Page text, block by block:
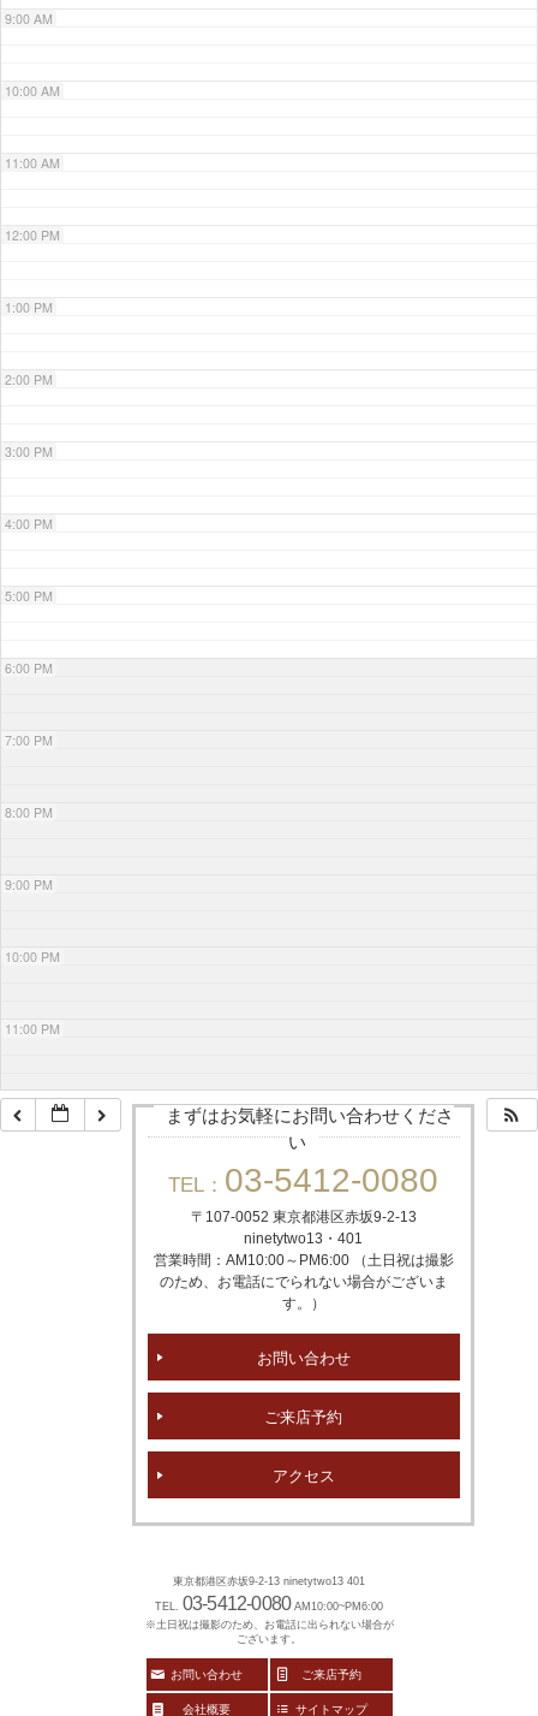
9:00 AM
10:00 AM
11:00 AM
12:00 PM
1:00 PM
2:00 PM
3:00 PM
4:00 PM
5:00 PM
6:00 PM
7:00 PM
8:00 PM
9:00 PM
10:00 PM
11:00 PM
まずはお気軽にお問い合わせくださ
い
TEL： 03-5412-0080
〒107-0052 東京都港区赤坂9-2-13
ninetytwo13・401
営業時間：AM10:00～PM6:00 （土日祝は撮影
のため、お電話にでられない場合がございま
す。）
お問い合わせ
ご来店予約
アクセス
東京都港区赤坂9-2-13 ninetytwo13 401
TEL. 03-5412-0080 AM10:00~PM6:00
※土日祝は撮影のため、お電話に出られない場合が
ございます。
お問い合わせ ご来店予約
会社概要 サイトマップ